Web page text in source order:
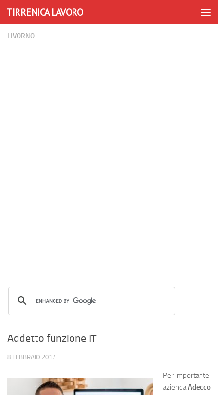
Skip to content
TIRRENICA LAVORO
LIVORNO
Addetto funzione IT
8 FEBBRAIO 2017
Per importante
aziendaAdecco